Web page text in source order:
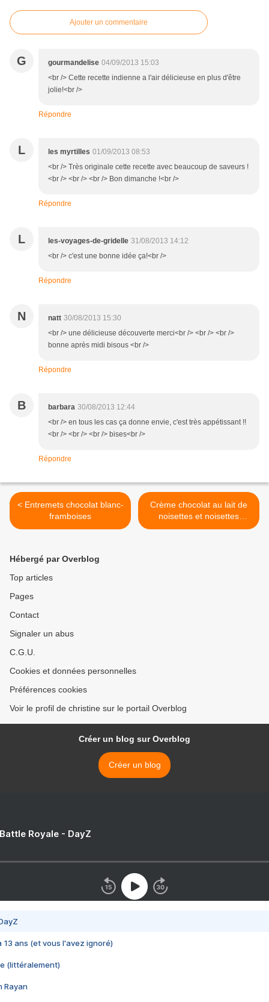
Ajouter un commentaire
G gourmandelise 04/09/2013 15:03
<br /> Cette recette indienne a l'air délicieuse en plus d'être
jolie!<br />
Répondre
L les myrtilles 01/09/2013 08:53
<br /> Très originale cette recette avec beaucoup de saveurs !
<br /> <br /> <br /> Bon dimanche !<br />
Répondre
L les-voyages-de-gridelle 31/08/2013 14:12
<br /> c'est une bonne idée ça!<br />
Répondre
N natt 30/08/2013 15:30
<br /> une délicieuse découverte merci<br /> <br /> <br />
bonne après midi bisous <br />
Répondre
B barbara 30/08/2013 12:44
<br /> en tous les cas ça donne envie, c'est très appétissant !!
<br /> <br /> <br /> bises<br />
Répondre
< Entremets chocolat blanc-
framboises
Crème chocolat au lait de
noisettes et noisettes
caramélisées >
Hébergé par Overblog
Top articles
Pages
Contact
Signaler un abus
C.G.U.
Cookies et données personnelles
Préférences cookies
Voir le profil de christine sur le portail Overblog
Créer un blog sur Overblog
Créer un blog
Royale - DayZ
13 ans (et vous l'avez ignoré)
(littéralement)
Rayan